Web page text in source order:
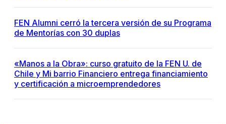
FEN Alumni cerró la tercera versión de su Programa
de Mentorías con 30 duplas
«Manos a la Obra»: curso gratuito de la FEN U. de
Chile y Mi barrio Financiero entrega financiamiento
y certificación a microemprendedores